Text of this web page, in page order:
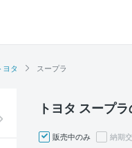
ヨタ スープラ
トヨタ スープ
販売中のみ 納期